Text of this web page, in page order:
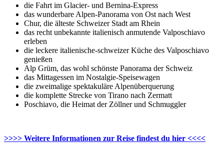
die Fahrt im Glacier- und Bernina-Express
das wunderbare Alpen-Panorama von Ost nach West
Chur, die älteste Schweizer Stadt am Rhein
das recht unbekannte italienisch anmutende Valposchiavo
erleben
die leckere italienische-schweizer Küche des Valposchiavo
genießen
Alp Grüm, das wohl schönste Panorama der Schweiz
das Mittagessen im Nostalgie-Speisewagen
die zweimalige spektakuläre Alpenüberquerung
die komplette Strecke von Tirano nach Zermatt
Poschiavo, die Heimat der Zöllner und Schmuggler
>>>> Weitere Informationen zur Reise findest du hier <<<<